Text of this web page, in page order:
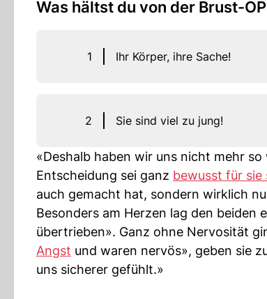
Was hältst du von der Brust-
1 Ihr Körper, ihre Sache!
2 Sie sind viel zu jung!
«Deshalb haben wir uns nicht mehr
Entscheidung sei ganz bewusst für sie
auch gemacht hat, sondern wirklich
Besonders am Herzen lag den beiden
übertrieben». Ganz ohne Nervosität
Angst und waren nervös», geben sie
uns sicherer gefühlt.»